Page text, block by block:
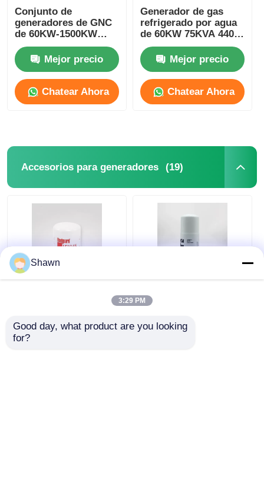
Conjunto de
generadores de GNC
de 60KW-1500KW
400V/230V
Mejor precio
Chatear Ahora
Generador de gas
refrigerado por agua
de 60KW 75KVA 440V
CNG Turbine
Mejor precio
Chatear Ahora
Accesorios para generadores (19)
LF3349 Piezas de
generadorMejor precio
Cummins WF2076
FS1006 FF105D LF777
Accesorios para
GeneradorMejor precio
Shawn
3:29 PM
Good day, what product are you looking
for?